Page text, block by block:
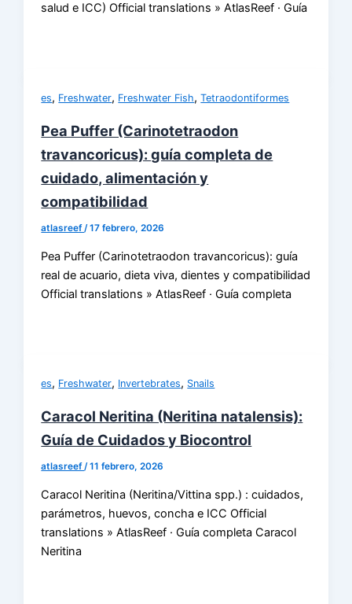
salud e ICC) Official translations » AtlasReef · Guía
es, Freshwater, Freshwater Fish,Tetraodontiformes
Pea Puffer (Carinotetraodon
travancoricus): guía completa de
cuidado, alimentación y
compatibilidad
atlasreef/17 febrero, 2026
Pea Puffer (Carinotetraodon travancoricus): guía
real de acuario, dieta viva, dientes y compatibilidad
Official translations » AtlasReef · Guía completa
es, Freshwater, Invertebrates, Snails
Caracol Neritina (Neritina natalensis):
Guía de Cuidados y Biocontrol
atlasreef/11 febrero, 2026
Caracol Neritina (Neritina/Vittina spp.) : cuidados,
parámetros, huevos, concha e ICC Official
translations » AtlasReef · Guía completa Caracol
Neritina